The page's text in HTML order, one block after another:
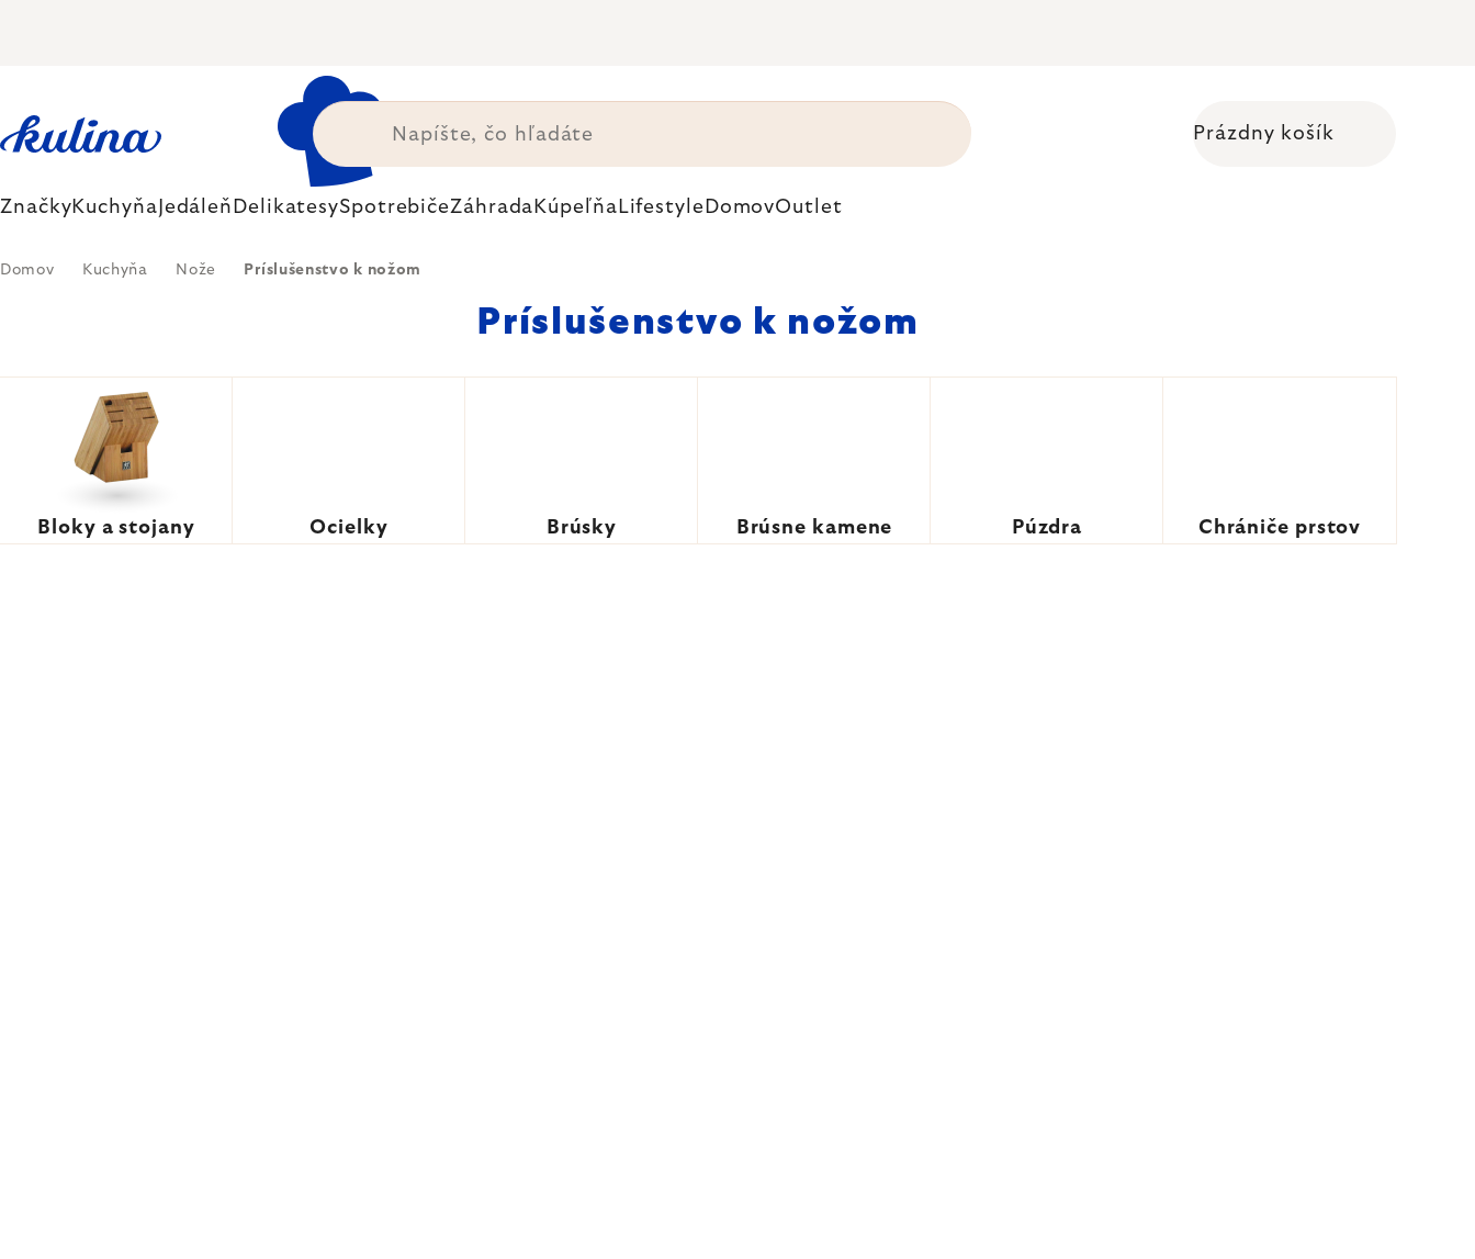
Prázdny košík
ZnačkyKuchyňa Jedáleň DelikatesySpotrebičeZáhrada Kúpeľňa Lifestyle DomovOutlet
Domov Kuchyňa Nože Príslušenstvo k nožom
Príslušenstvo k nožom
Bloky a stojany Ocielky Brúsky Brúsne kamene Púzdra Chrániče prstov